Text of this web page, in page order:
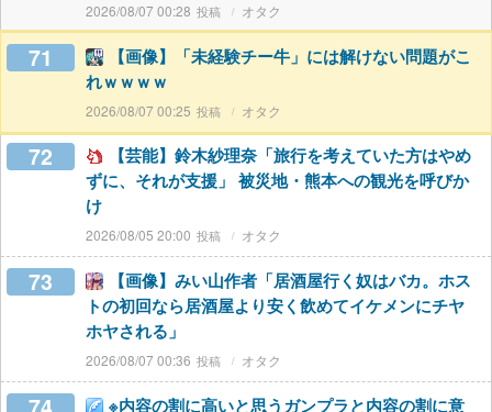
2026/08/07 00:28 オタク
71
【画像】「未経験チー牛」には解けない問題がこ
れｗｗｗｗ
2026/08/07 00:25 オタク
72
【芸能】鈴木紗理奈「旅行を考えていた方はやめ
ずに、それが支援」 被災地・熊本への観光を呼びか
け
2026/08/05 20:00 オタク
73
【画像】みい山作者「居酒屋行く奴はバカ。ホス
トの初回なら居酒屋より安く飲めてイケメンにチヤ
ホヤされる」
2026/08/07 00:36 オタク
※内容の割に高いと思うガンプラと内容の割に意